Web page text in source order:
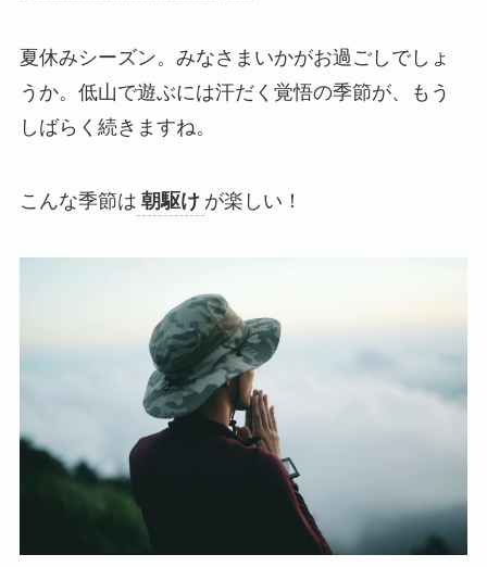
夏休みシーズン。みなさまいかがお過ごしでしょ
うか。低山で遊ぶには汗だく覚悟の季節が、もう
しばらく続きますね。
こんな季節は 朝駆け が楽しい！